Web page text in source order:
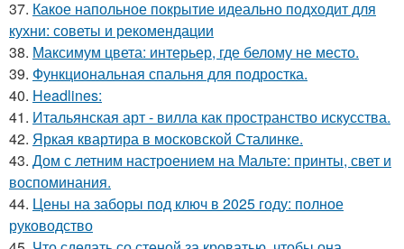
37. Какое напольное покрытие идеально подходит для
кухни: советы и рекомендации
38. Максимум цвета: интерьер, где белому не место.
39. Функциональная спальня для подростка.
40. Headlines:
41. Итальянская арт - вилла как пространство искусства.
42. Яркая квартира в московской Сталинке.
43. Дом с летним настроением на Мальте: принты, свет и
воспоминания.
44. Цены на заборы под ключ в 2025 году: полное
руководство